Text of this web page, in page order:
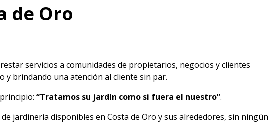
de Oro
servicios a comunidades de propietarios, negocios y clientes
y brindando una atención al cliente sin par.
“Tratamos su jardín como si fuera el nuestro”.
jardinería disponibles en Costa de Oro y sus alrededores, sin ningún